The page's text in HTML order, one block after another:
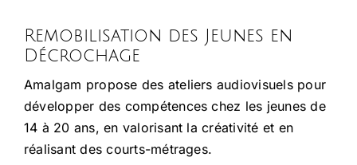
Remobilisation des Jeunes en
Décrochage
Amalgam propose des ateliers audiovisuels pour
développer des compétences chez les jeunes de
14 à 20 ans, en valorisant la créativité et en
réalisant des courts-métrages.